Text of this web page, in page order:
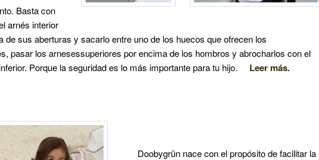
Basta con
arnés interior
de sus aberturas y sacarlo entre uno de los huecos que ofrecen los
pasar los arnesessuperiores por encima de los hombros y abrocharlos con el
Porque la seguridad es lo más importante para tu hijo.
Leer más.
Doobygrün nace con el propósito de facilitar la